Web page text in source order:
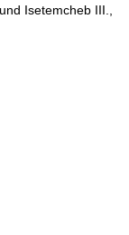
Isetemcheb III.,